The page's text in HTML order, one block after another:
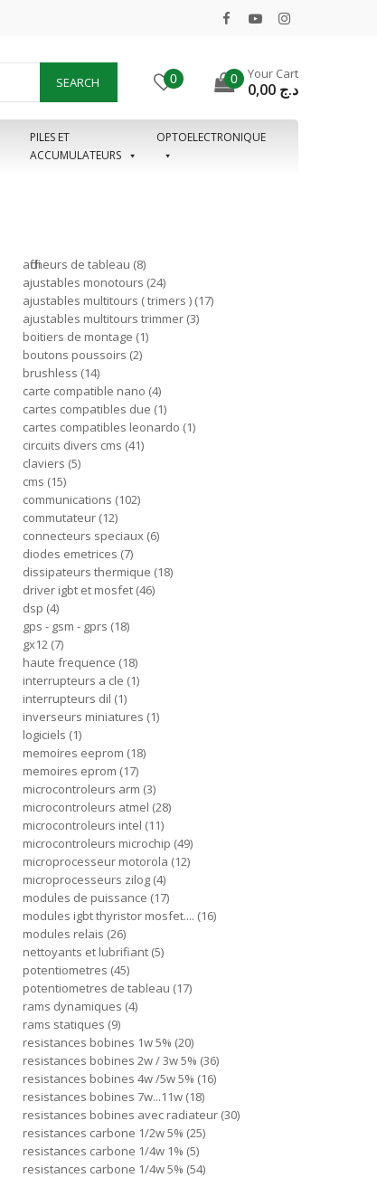
SEARCH 0 0 Your Cart
د.ج
PILES ET
ACCUMULATEURS
OPTOELECTRONIQUE
afficheurs de tableau 8
ajustables monotours 24
ajustables multitours ( trimers ) 17
ajustables multitours trimmer 3
boitiers de montage 1
boutons poussoirs 2
brushless 14
carte compatible nano 4
cartes compatibles due 1
cartes compatibles leonardo 1
circuits divers cms 41
claviers 5
cms 15
communications 102
commutateur 12
connecteurs speciaux 6
diodes emetrices 7
dissipateurs thermique 18
driver igbt et mosfet 46
dsp 4
gps - gsm - gprs 18
gx12 7
haute frequence 18
interrupteurs a cle 1
interrupteurs dil 1
inverseurs miniatures 1
logiciels 1
memoires eeprom 18
memoires eprom 17
microcontroleurs arm 3
microcontroleurs atmel 28
microcontroleurs intel 11
microcontroleurs microchip 49
microprocesseur motorola 12
microprocesseurs zilog 4
modules de puissance 17
modules igbt thyristor mosfet.... 16
modules relais 26
nettoyants et lubrifiant 5
potentiometres 45
potentiometres de tableau 17
rams dynamiques 4
rams statiques 9
resistances bobines 1w 5% 20
resistances bobines 2w / 3w 5% 36
resistances bobines 4w /5w 5% 16
resistances bobines 7w...11w 18
resistances bobines avec radiateur 30
resistances carbone 1/2w 5% 25
resistances carbone 1/4w 1% 5
resistances carbone 1/4w 5% 54